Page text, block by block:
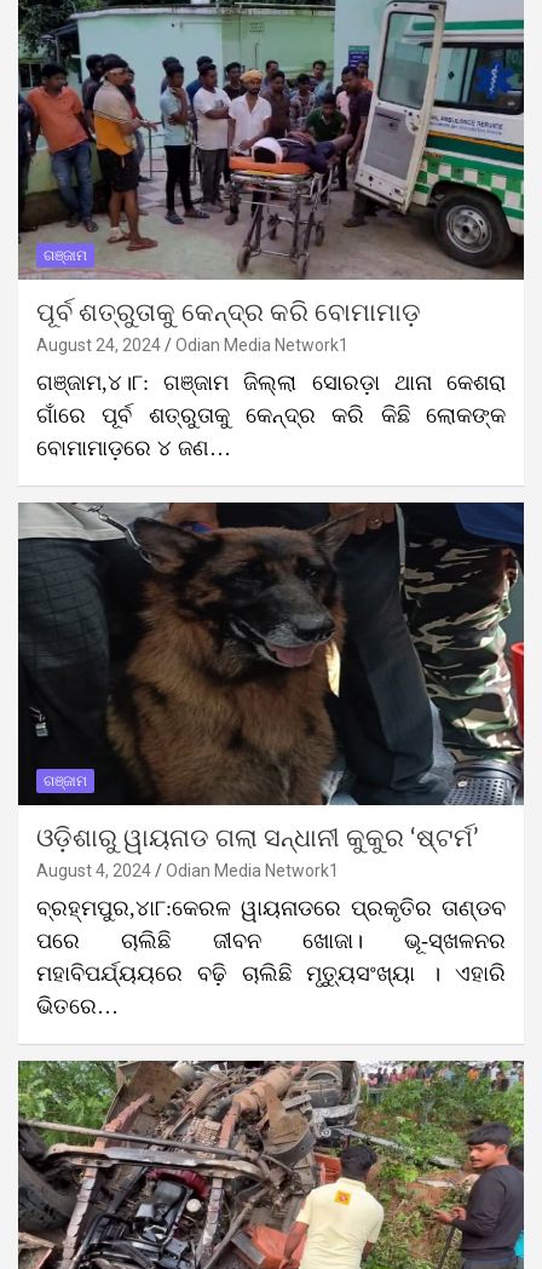
ଗଞ୍ଜାମ
ପୂର୍ବ ଶତ୍ରୁତାକୁ କେନ୍ଦ୍ର କରି ବୋମାମାଡ଼
August 24, 2024 Odian Media Network1
ଗଞ୍ଜାମ,୪।୮: ଗଞ୍ଜାମ ଜିଲ୍ଲା ସୋରଡ଼ା ଥାନା କେଶରା
ଗାଁରେ ପୂର୍ବ ଶତ୍ରୁତାକୁ କେନ୍ଦ୍ର କରି କିଛି ଲୋକଙ୍କ
ବୋମାମାଡ଼ରେ ୪ ଜଣ…
ଗଞ୍ଜାମ
ଓଡ଼ିଶାରୁ ୱାୟନାଡ ଗଲା ସନ୍ଧାନୀ କୁକୁର ‘ଷ୍ଟର୍ମ’
August 4, 2024 Odian Media Network1
ବ୍ରହ୍ମପୁର,୪ା୮:କେରଳ ୱାୟନାଡରେ ପ୍ରକୃତିର ତାଣ୍ଡବ
ପରେ ଚାଲିଛି ଜୀବନ ଖୋଜା। ଭୂ-ସ୍ଖଳନର
ମହାବିପର୍ଯ୍ୟୟରେ ବଢ଼ି ଚାଲିଛି ମୃତ୍ୟୁସଂଖ୍ୟା । ଏହାରି
ଭିତରେ…